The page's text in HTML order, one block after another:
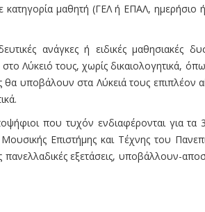
μαθητή (ΓΕΛ ή ΕΠΑΛ, ημερήσιο
ανάγκες ή ειδικές
Λύκειό τους, χωρίς δικαιολογητικά,
υποβάλουν στα Λύκειά τους επιπλέον
που τυχόν ενδιαφέρονται για
Επιστήµης και Τέχνης του
εξετάσεις, υποβάλλουν-